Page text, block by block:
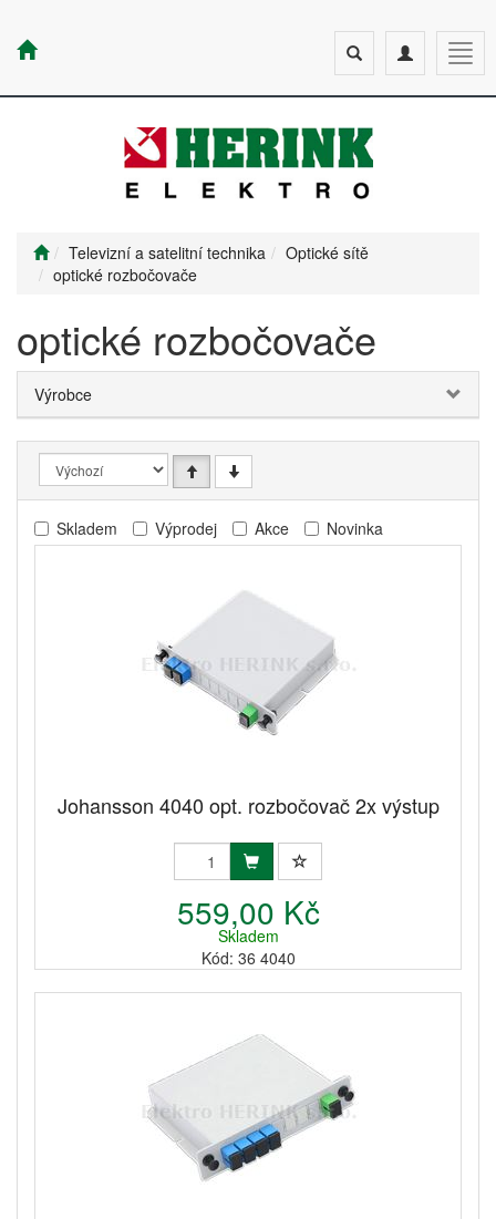
Toggle
navigation
Toggle
search
Televizní a satelitní technika
Optické sítě
optické rozbočovače
optické rozbočovače
Výrobce
Skladem Výprodej Akce Novinka
Johansson 4040 opt. rozbočovač 2x výstup
559,00 Kč
Skladem
Kód: 36 4040